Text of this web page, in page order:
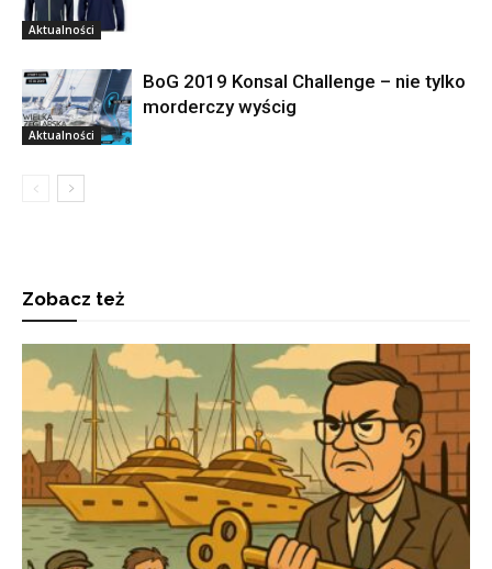
Aktualności
Aktualności
BoG 2019 Konsal Challenge – nie tylko
morderczy wyścig
Zobacz też